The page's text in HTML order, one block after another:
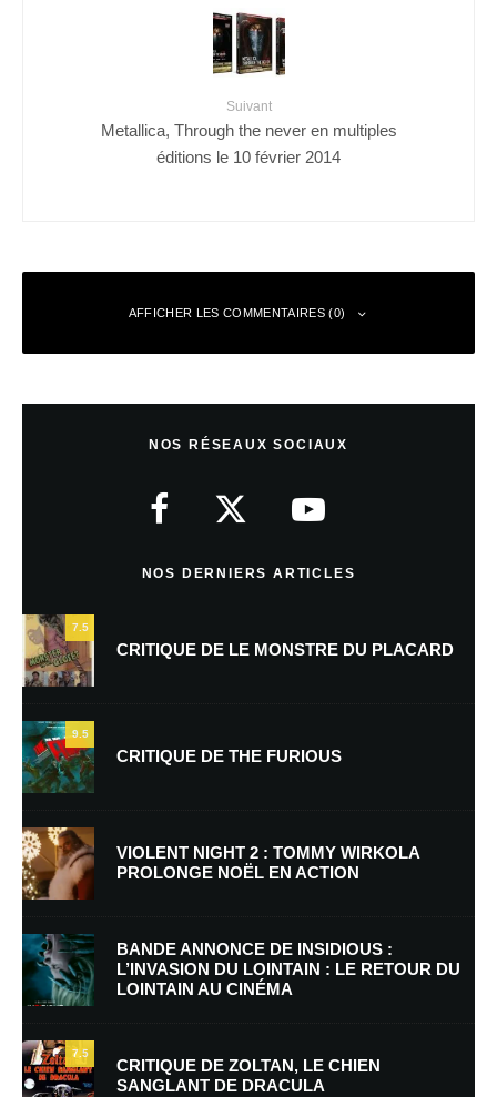
Suivant
Metallica, Through the never en multiples
éditions le 10 février 2014
AFFICHER LES COMMENTAIRES (0)
Nom*
E-mail *
Enregistrer mon nom, mon e-mail et mon site dans le navigateur pour
mon prochain commentaire.
Prévenez-moi de tous les nouveaux commentaires par e-mail.
NOS RÉSEAUX SOCIAUX
NOS DERNIERS ARTICLES
7.5
CRITIQUE DE LE MONSTRE DU PLACARD
9.5
CRITIQUE DE THE FURIOUS
VIOLENT NIGHT 2 : TOMMY WIRKOLA
PROLONGE NOËL EN ACTION
BANDE ANNONCE DE INSIDIOUS :
L’INVASION DU LOINTAIN : LE RETOUR DU
LOINTAIN AU CINÉMA
7.5
CRITIQUE DE ZOLTAN, LE CHIEN
SANGLANT DE DRACULA